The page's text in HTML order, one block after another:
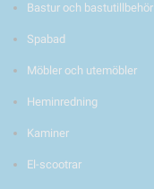
Bastur och bastutillbehör
Spabad
Möbler och utemöbler
Heminredning
Kaminer
El-scootrar